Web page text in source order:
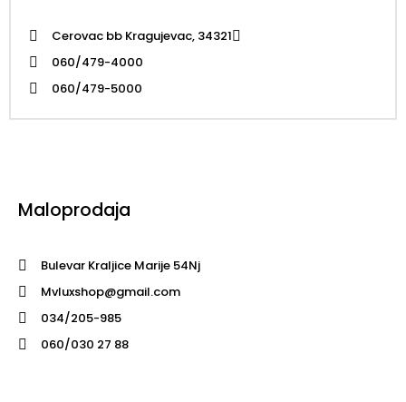
Cerovac bb Kragujevac, 34321
060/479-4000
060/479-5000
Maloprodaja
Bulevar Kraljice Marije 54Nj
Mvluxshop@gmail.com
034/205-985
060/030 27 88